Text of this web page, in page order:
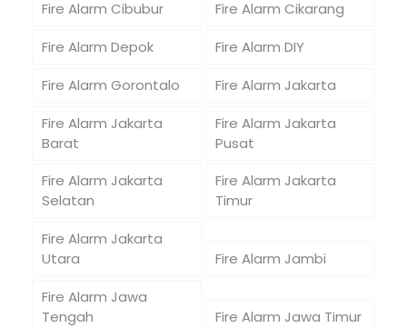
Fire Alarm Cibubur
Fire Alarm Cikarang
Fire Alarm Depok
Fire Alarm DIY
Fire Alarm Gorontalo
Fire Alarm Jakarta
Fire Alarm Jakarta
Barat
Fire Alarm Jakarta
Pusat
Fire Alarm Jakarta
Selatan
Fire Alarm Jakarta
Timur
Fire Alarm Jakarta
Utara
Fire Alarm Jambi
Fire Alarm Jawa
Tengah
Fire Alarm Jawa Timur